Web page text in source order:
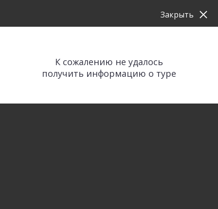
К сожалению не удалось
получить информацию о туре
Закрыть